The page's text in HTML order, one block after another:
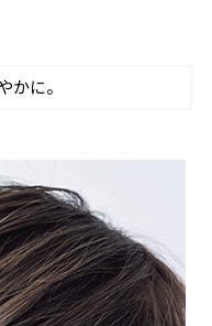
かに。